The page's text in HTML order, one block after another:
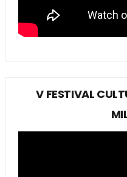
V FESTIVAL